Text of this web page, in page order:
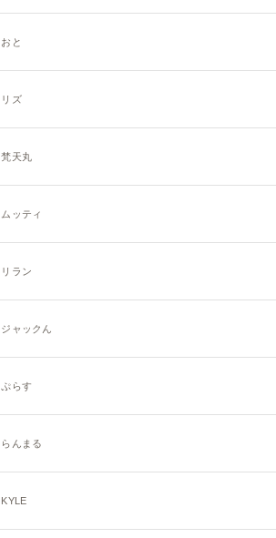
おと
リズ
梵天丸
ムッティ
リラン
ジャックん
ぷらす
らんまる
KYLE